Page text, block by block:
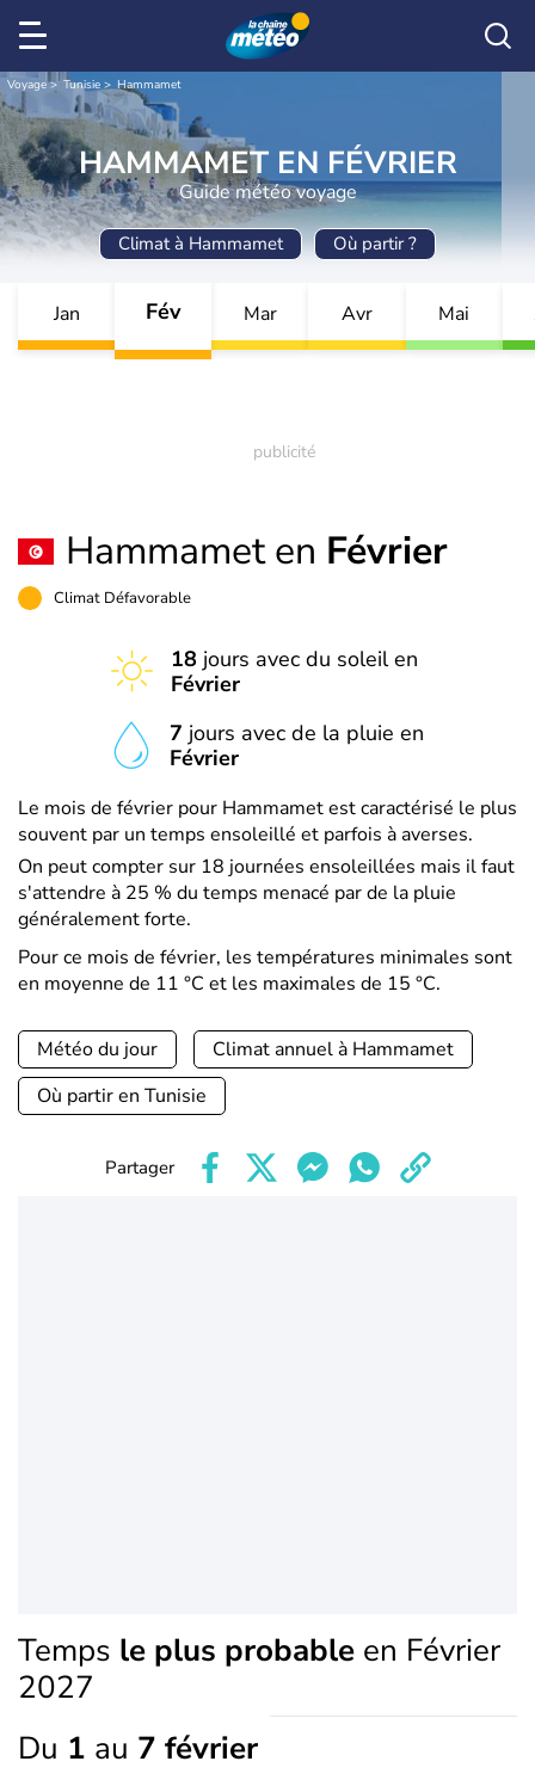
Voyage Tunisie Hammamet
HAMMAMET EN FÉVRIER
Guide météo voyage
Climat à Hammamet Où partir ?
Jan Fév Mar Avr Mai
Hammamet en Février
Climat Défavorable
18 jours avec du soleil en
Février
7 jours avec de la pluie en
Février
Le mois de février pour Hammamet est caractérisé le plus
souvent par un temps ensoleillé et parfois à averses.
On peut compter sur 18 journées ensoleillées mais il faut
s'attendre à 25 % du temps menacé par de la pluie
généralement forte.
Pour ce mois de février, les températures minimales sont
en moyenne de 11 °C et les maximales de 15 °C.
Météo du jour
Climat annuel à Hammamet
Où partir en Tunisie
Partager
Temps le plus probable en Février
2027
Du 1 au 7 février